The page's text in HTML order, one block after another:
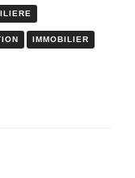
IMMOBILIER